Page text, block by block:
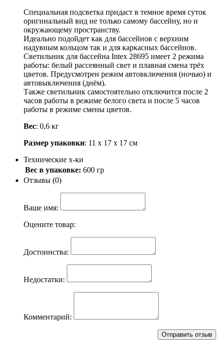
Специальная подсветка придаст в темное время суток
оригинальный вид не только самому бассейну, но и
окружающему пространству.
Идеально подойдет как для бассейнов с верхним
надувным кольцом так и для каркасных бассейнов.
Светильник для бассейна Intex 28695 имеет 2 режима
работы: белый рассеянный свет и плавная смена трёх
цветов. Предусмотрен режим автовключения (ночью) и
автовыключения (днём).
Также светильник самостоятельно отключится после 2
часов работы в режиме белого света и после 5 часов
работы в режиме смены цветов.
Вес: 0,6 кг
Размер упаковки: 11 х 17 х 17 см
Технические х-ки
Вес в упаковке: 600 гр
Отзывы (0)
Ваше имя:
Оцените товар:
Достоинства:
Недостатки:
Комментарий: